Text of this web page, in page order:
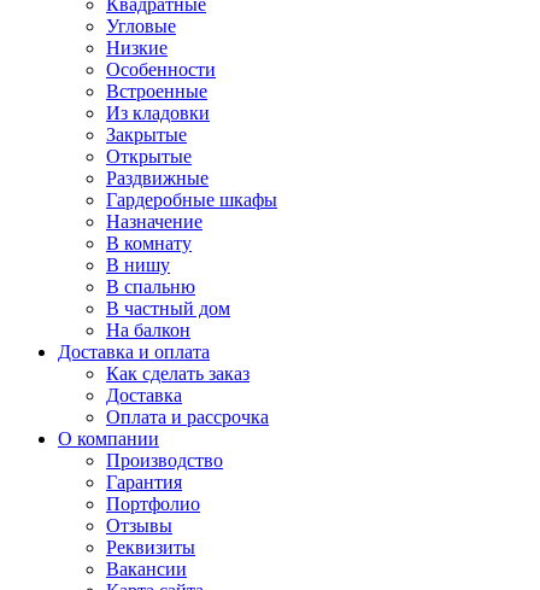
Квадратные
Угловые
Низкие
Особенности
Встроенные
Из кладовки
Закрытые
Открытые
Раздвижные
Гардеробные шкафы
Назначение
В комнату
В нишу
В спальню
В частный дом
На балкон
Доставка и оплата
Как сделать заказ
Доставка
Оплата и рассрочка
О компании
Производство
Гарантия
Портфолио
Отзывы
Реквизиты
Вакансии